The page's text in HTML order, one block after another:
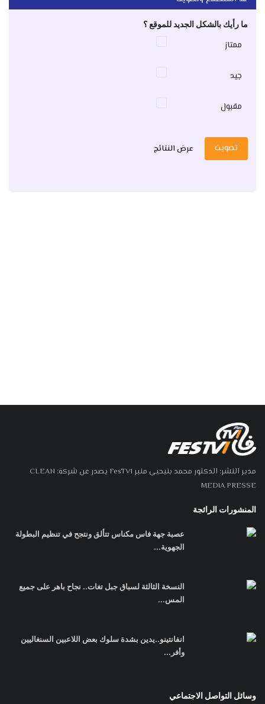
ما رأيك بالشكل الجديد للموقع ؟
ممتاز
جيد
مقبول
تصويت عرض النتائج
مدير النشر: الدكتور محمد بنيحيى منبر FesTV1 يصدر عن شركة: CLEAN
MEDIA PRESSE
المنشورات الرائجة
عصبة جهة فاس مكناس تتألق ونتجح في تنظيم البطولة
الجهوية...
النسخة الثالثة لسباق جبل تغات.. نجاح باهر على جميع
المس...
انفانتينو..يدين بشدة سلوك بعض اللاعبين السنغاليين
وأفر...
وسائل التواصل الاجتماعي